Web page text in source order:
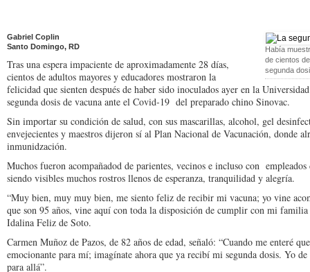
Había
de cientos
segunda
Gabriel Coplin
Santo Domingo, RD
Tras una espera impaciente de aproximadamente 28 días,
cientos de adultos mayores y educadores mostraron la
felicidad que sienten después de haber sido inoculados ayer en la
segunda dosis de vacuna ante el Covid-19 del preparado chino Sinovac.
Sin importar su condición de salud, con sus mascarillas, alcohol, gel
envejecientes y maestros dijeron sí al Plan Nacional de Vacunación, donde
inmunidzación.
Muchos fueron acompañadod de parientes, vecinos e incluso con empleados
siendo visibles muchos rostros llenos de esperanza, tranquilidad y alegría.
“Muy bien, muy muy bien, me siento feliz de recibir mi vacuna; yo vine
que son 95 años, vine aquí con toda la disposición de cumplir con mi
Idalina Feliz de Soto.
Carmen Muñoz de Pazos, de 82 años de edad, señaló: “Cuando me enteré
emocionante para mí; imagínate ahora que ya recibí mi segunda dosis. Yo
para allá”.